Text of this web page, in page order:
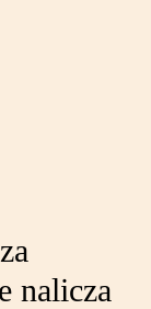
nalicza